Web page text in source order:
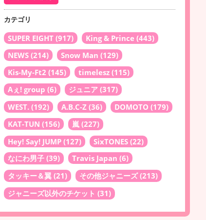
カテゴリ
SUPER EIGHT (917) King & Prince (443)
NEWS (214) Snow Man (129)
Kis-My-Ft2 (145) timelesz (115)
Aぇ! group (6) ジュニア (317)
WEST. (192) A.B.C-Z (36) DOMOTO (179)
KAT-TUN (156) 嵐 (227)
Hey! Say! JUMP (127) SixTONES (22)
なにわ男子 (39) Travis Japan (6)
タッキー＆翼 (21) その他ジャニーズ(213)
ジャニーズ以外のチケット (31)